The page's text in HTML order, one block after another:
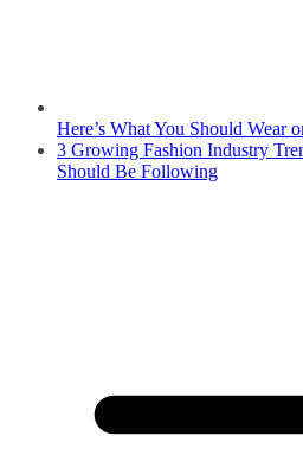
Here’s What You Should Wear
3 Growing Fashion Industry
Should Be Following